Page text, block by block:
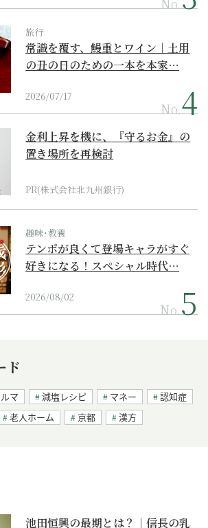
旅行
常識を覆す、鰻重とワイン｜土用
の丑の日のための一本を本家…
2026/07/17
No.
金利上昇を機に、『守るお金』の
置き場所を再検討
PR(株式会社北九州銀行)
趣味･教養
テンポが良くて登場キャラがすぐ
好きになる！スペシャル時代…
2026/08/02
No.
ド
マ 減塩レシピ マネー
認知症
老人ホーム 京都 漢方
池田恒興の最期とは？｜信長の乳